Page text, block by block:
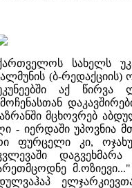
სახელს
(ბ-
აქ
მცხოვრებ
- იერდაში უპოვნია
ფურცელი კი,